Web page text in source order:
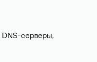
DNS-серверы,